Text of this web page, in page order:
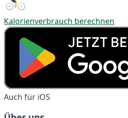
Kalorienverbrauch berechnen
Auch für iOS